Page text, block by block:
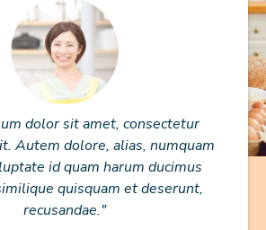
dolor sit amet, consectetur
Autem dolore, alias, numquam
id quam harum ducimus
quisquam et deserunt,
recusandae."